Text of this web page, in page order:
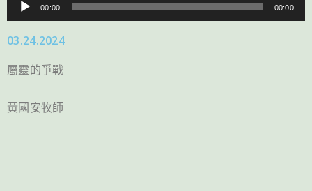
訊
播
放
00:00 00:00
03.24.2024
屬靈的爭戰
黃國安牧師